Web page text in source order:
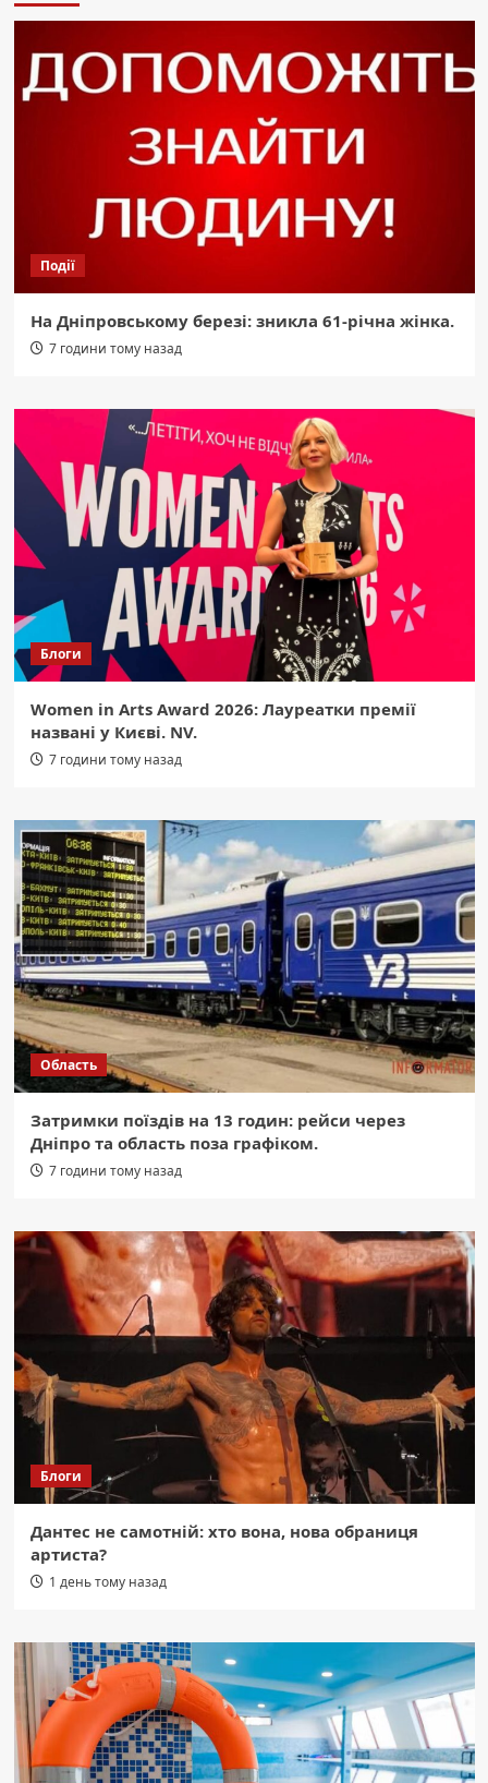
Події
На Дніпровському березі: зникла 61-річна жінка.
7 години тому назад
Блоги
Women in Arts Award 2026: Лауреатки премії
названі у Києві. NV.
7 години тому назад
Область
Затримки поїздів на 13 годин: рейси через
Дніпро та область поза графіком.
7 години тому назад
Блоги
Дантес не самотній: хто вона, нова обраниця
артиста?
1 день тому назад